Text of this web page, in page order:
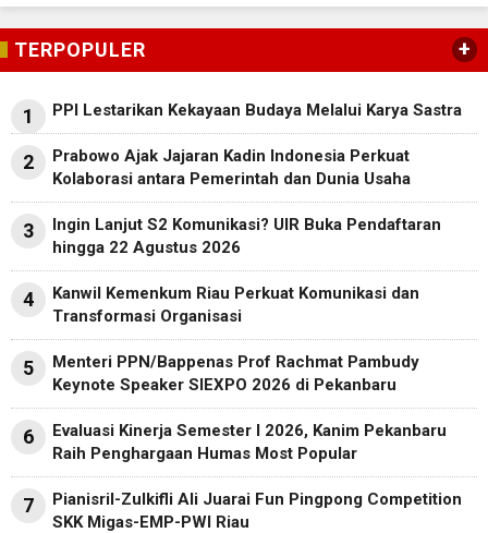
TERPOPULER +
1 PPI Lestarikan Kekayaan Budaya Melalui Karya Sastra
2
Prabowo Ajak Jajaran Kadin Indonesia Perkuat
Kolaborasi antara Pemerintah dan Dunia Usaha
3
Ingin Lanjut S2 Komunikasi? UIR Buka Pendaftaran
hingga 22 Agustus 2026
4
Kanwil Kemenkum Riau Perkuat Komunikasi dan
Transformasi Organisasi
5
Menteri PPN/Bappenas Prof Rachmat Pambudy
Keynote Speaker SIEXPO 2026 di Pekanbaru
6
Evaluasi Kinerja Semester I 2026, Kanim Pekanbaru
Raih Penghargaan Humas Most Popular
7
Pianisril-Zulkifli Ali Juarai Fun Pingpong Competition
SKK Migas-EMP-PWI Riau